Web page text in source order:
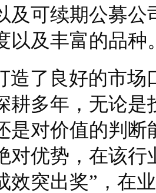
及可续期公募公
以及丰富的品种
造了良好的市场
耕多年，无论是
是对价值的判断
对优势，在该行
效突出奖”，在